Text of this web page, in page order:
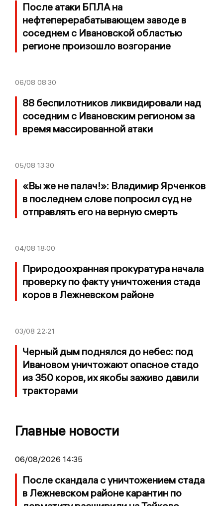
После атаки БПЛА на
нефтеперерабатывающем заводе в
соседнем с Ивановской областью
регионе произошло возгорание
06/08 08:30
88 беспилотников ликвидировали над
соседним с Ивановским регионом за
время массированной атаки
05/08 13:30
«Вы же не палач!»: Владимир Ярченков
в последнем слове попросил суд не
отправлять его на верную смерть
04/08 18:00
Природоохранная прокуратура начала
проверку по факту уничтожения стада
коров в Лежневском районе
03/08 22:21
Черный дым поднялся до небес: под
Ивановом уничтожают опасное стадо
из 350 коров, их якобы заживо давили
тракторами
Главные новости
06/08/2026 14:35
После скандала с уничтожением стада
в Лежневском районе карантин по